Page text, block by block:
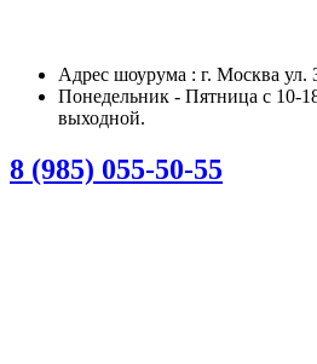
Адрес шоурума : г. Москва ул.
Понедельник - Пятница с 10-
выходной.
8 (985) 055-50-55